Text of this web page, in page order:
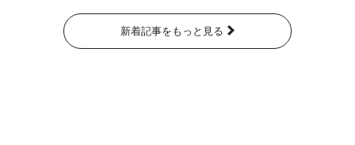
新着記事をもっと見る